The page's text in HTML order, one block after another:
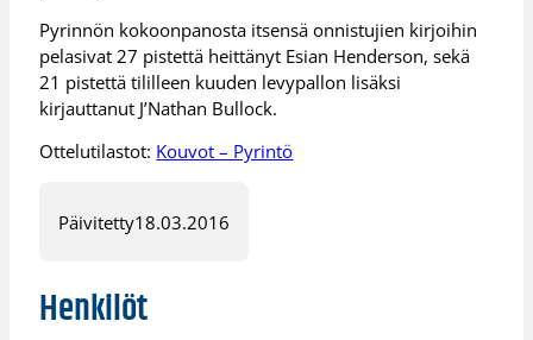
Pyrinnön kokoonpanosta itsensä onnistujien kirjoihin
pelasivat 27 pistettä heittänyt Esian Henderson, sekä
21 pistettä tililleen kuuden levypallon lisäksi
kirjauttanut J’Nathan Bullock.
Ottelutilastot: Kouvot – Pyrintö
Päivitetty18.03.2016
Henkilöt